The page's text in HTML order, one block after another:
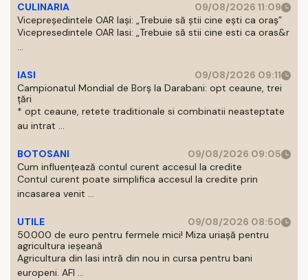
CULINARIA
09/08/2026 11:09
Vicepreședintele OAR Iași: „Trebuie să știi cine ești ca oraș”
Vicepresedintele OAR Iasi: „Trebuie să stii cine esti ca oras&r
...
IASI
09/08/2026 09:11
Campionatul Mondial de Borș la Darabani: opt ceaune, trei
țări
* opt ceaune, retete traditionale si combinatii neasteptate
au intrat ...
BOTOSANI
09/08/2026 09:05
Cum influențează contul curent accesul la credite
Contul curent poate simplifica accesul la credite prin
incasarea venit ...
UTILE
09/08/2026 08:50
50.000 de euro pentru fermele mici! Miza uriașă pentru
agricultura ieșeană
Agricultura din Iasi intră din nou in cursa pentru bani
europeni. AFI ...